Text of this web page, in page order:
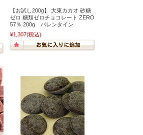
【お試し200g】 大東カカオ 砂糖
ゼロ 糖類ゼロチョコレート ZERO
57％ 200g バレンタイン
¥1,307(税込)